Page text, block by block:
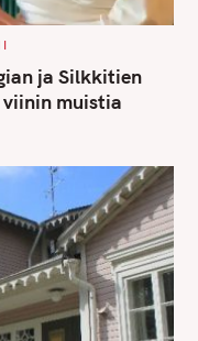
ja Silkkitien
muistia